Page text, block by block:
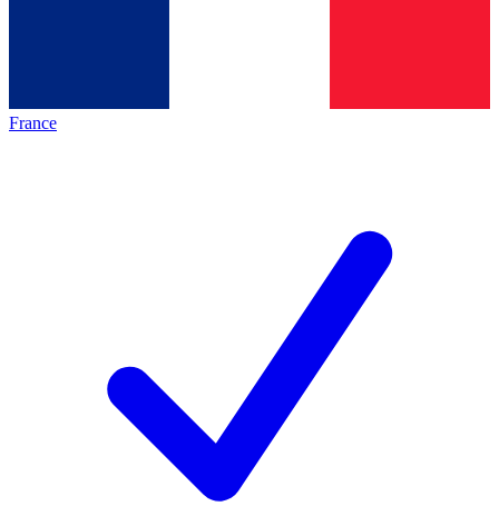
France